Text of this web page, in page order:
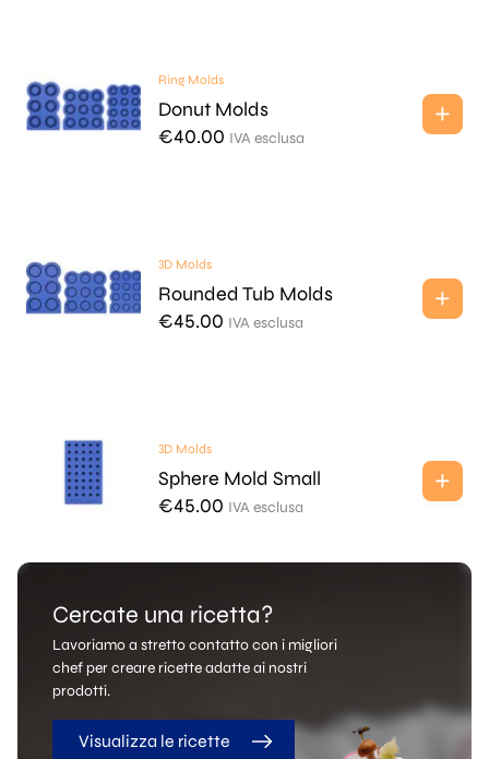
Ring Molds
Donut Molds
€40.00 IVA esclusa
3D Molds
Rounded Tub Molds
€45.00 IVA esclusa
3D Molds
Sphere Mold Small
€45.00 IVA esclusa
Cercate una ricetta?
Lavoriamo a stretto contatto con i migliori
chef per creare ricette adatte ai nostri
prodotti.
Visualizza le ricette